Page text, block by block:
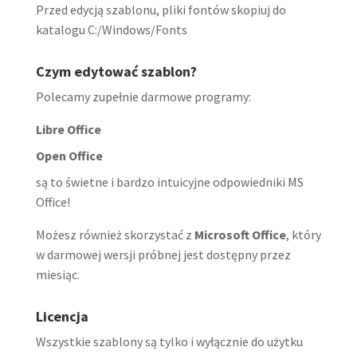
Przed edycją szablonu, pliki fontów skopiuj do
katalogu C:/Windows/Fonts
Czym edytować szablon?
Polecamy zupełnie darmowe programy:
Libre Office
Open Office
są to świetne i bardzo intuicyjne odpowiedniki MS
Office!
Możesz również skorzystać z Microsoft Office, który
w darmowej wersji próbnej jest dostępny przez
miesiąc.
Licencja
Wszystkie szablony są tylko i wyłącznie do użytku